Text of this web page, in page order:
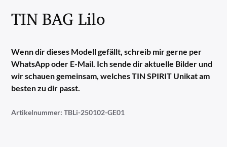
TIN BAG Lilo
Wenn dir dieses Modell gefällt, schreib mir gerne per
WhatsApp oder E-Mail. Ich sende dir aktuelle Bilder und
wir schauen gemeinsam, welches TIN SPIRIT Unikat am
besten zu dir passt.
Artikelnummer:TBLi-250102-GE01